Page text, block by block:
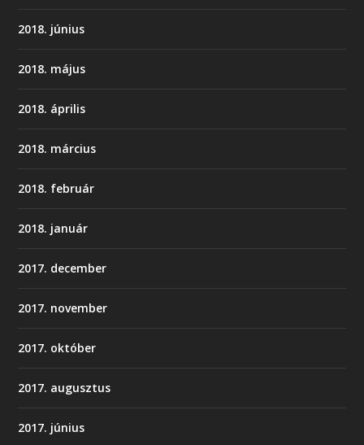
2018. június
2018. május
2018. április
2018. március
2018. február
2018. január
2017. december
2017. november
2017. október
2017. augusztus
2017. június